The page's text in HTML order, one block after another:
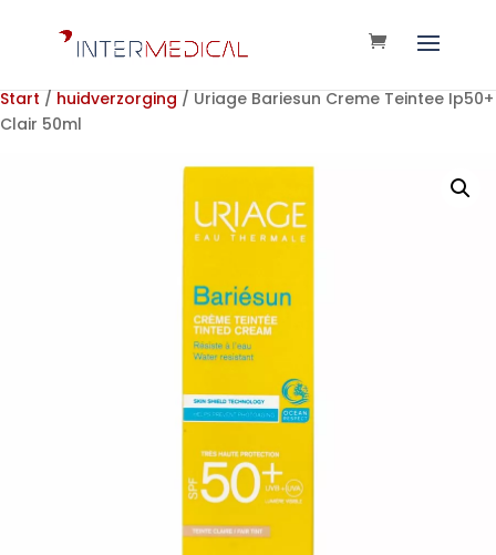
Start / huidverzorging / Uriage Bariesun Creme Teintee Ip50+
Clair 50ml